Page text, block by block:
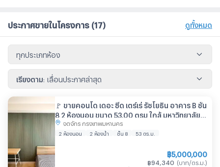
ประกาศขายในโครงการ (17) ดูทั้งหมด
ทุกประเภทห้อง
เรียงตาม เลื่อนประกาศล่าสุด
🚩 ขายคอนโด เดอะ ซี้ด เตร์เร่ รัชโยธิน อาคาร B ชั้น
8 2 ห้องนอน ขนาด 53.00 ตรม ใกล้ มหาวิทยาลัย
เกษตรศาสตร์
จตุจักร กรุงเทพมหานคร
2 ห้องนอน 2 ห้องน้ำ ชั้น 8 53 ตร.ม.
฿5,000,000
฿94,340 (บาท/ตร.ม. )